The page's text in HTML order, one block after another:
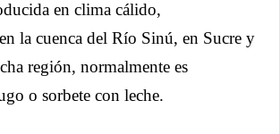
en clima cálido,
la cuenca del Río Sinú, en Sucre y
región, normalmente es
o sorbete con leche.